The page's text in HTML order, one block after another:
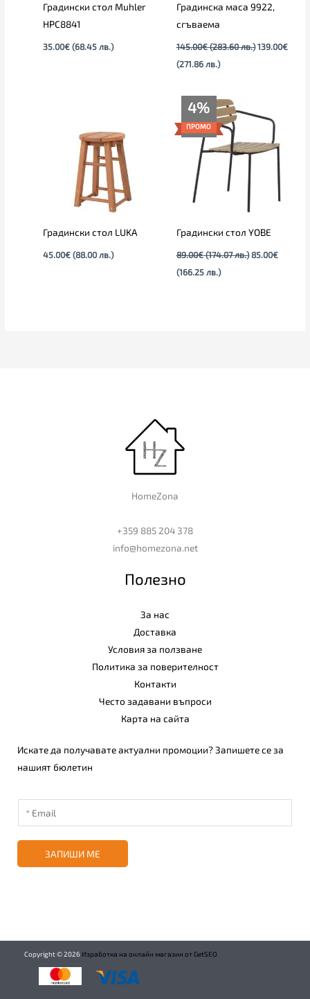
Градински стол Muhler
HPC8841
35.00€ (68.45 лв.)
Градинска маса 9922,
сгъваема
145.00€ (283.60 лв.) 139.00€
(271.86 лв.)
Градински стол LUKA
45.00€ (88.00 лв.)
4%
ПРОМО
Градински стол YOBE
89.00€ (174.07 лв.)
price
was:
89.00€
(174.07
лв.).
85.00€
(166.25 лв.)
Текущата
цена
е:
85.00€
(166.25
лв.).
HomeZona
+359 885 204 378
info@homezona.net
Полезно
За нас
Доставка
Условия за ползване
Политика за поверителност
Контакти
Често задавани въпроси
Карта на сайта
Искате да получавате актуални промоции? Запишете се за
нашият бюлетин
ЗАПИШИ МЕ
Copyright ©2026 Изработка на онлайн магазин от GetSEO